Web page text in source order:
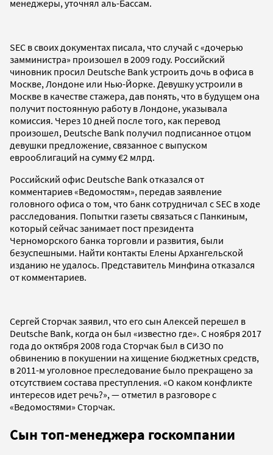
менеджеры, уточнял аль-Бассам.
SEC в своих документах писала, что случай с «дочерью
замминистра» произошел в 2009 году. Российский
чиновник просил Deutsche Bank устроить дочь в офиса в
Москве, Лондоне или Нью-Йорке. Девушку устроили в
Москве в качестве стажера, дав понять, что в будущем она
получит постоянную работу в Лондоне, указывала
комиссия. Через 10 дней после того, как перевод
произошел, Deutsche Bank получил подписанное отцом
девушки предложение, связанное с выпуском
еврооблигаций на сумму €2 млрд.
Российский офис Deutsche Bank отказался от
комментариев «Ведомостям», передав заявление
головного офиса о том, что банк сотрудничал с SEC в ходе
расследования. Попытки газеты связаться с Панкиным,
который сейчас занимает пост президента
Черноморского банка торговли и развития, были
безуспешными. Найти контакты Елены Архангельской
изданию не удалось. Представитель Минфина отказался
от комментариев.
Сергей Сторчак заявил, что его сын Алексей перешел в
Deutsche Bank, когда он был «известно где». С ноября 2017
года до октября 2008 года Сторчак был в СИЗО по
обвинению в покушении на хищение бюджетных средств,
в 2011-м уголовное преследование было прекращено за
отсутствием состава преступления. «О каком конфликте
интересов идет речь?», — отметил в разговоре с
«Ведомостями» Сторчак.
Сын топ-менеджера госкомпании